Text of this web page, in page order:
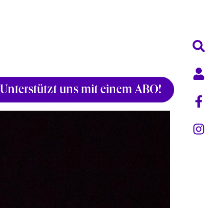
Unterstützt uns mit einem ABO!